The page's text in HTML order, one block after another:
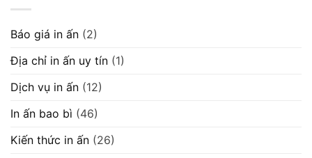
Báo giá in ấn (2)
Địa chỉ in ấn uy tín (1)
Dịch vụ in ấn (12)
In ấn bao bì (46)
Kiến thức in ấn (26)